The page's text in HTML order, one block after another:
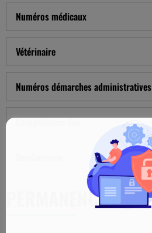
Numéros médicaux
Vétérinaire
Numéros démarches administratives
Compétences Eau
PERMANENCES